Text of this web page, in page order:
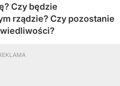
Czy będzie
rządzie? Czy pozostanie